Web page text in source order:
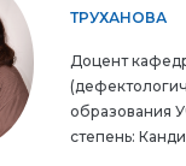
ТРУХАНОВА
Доцент
образования
степень: